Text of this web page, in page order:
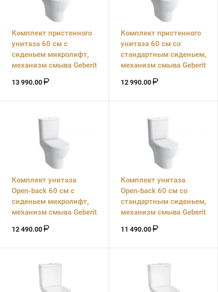
Комплект пристенного
унитаза 60 см с
сиденьем микролифт,
механизм смыва Geberit
13 990.00
Комплект пристенного
унитаза 60 см со
стандартным сиденьем,
механизм смыва Geberit
12 990.00
Комплект унитаза
Open-back 60 см с
сиденьем микролифт,
механизм смыва Geberit
12 490.00
Комплект унитаза
Open-back 60 см со
стандартным сиденьем,
механизм смыва Geberit
11 490.00